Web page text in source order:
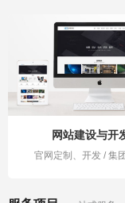
网站建设与开
官网定制、开发 / 集